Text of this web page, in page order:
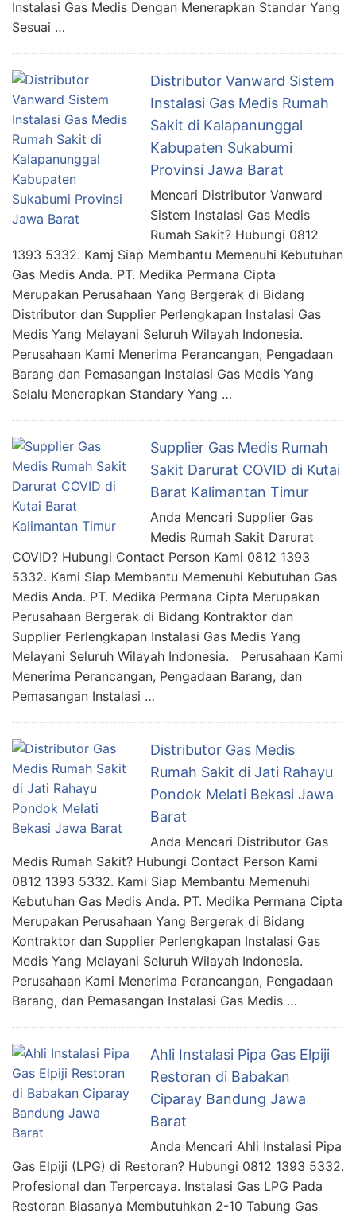
Instalasi Gas Medis Dengan Menerapkan Standar Yang
Sesuai …
Distributor Vanward Sistem
Instalasi Gas Medis Rumah
Sakit di Kalapanunggal
Kabupaten Sukabumi
Provinsi Jawa Barat
Mencari Distributor Vanward
Sistem Instalasi Gas Medis
Rumah Sakit? Hubungi 0812
1393 5332. Kamj Siap Membantu Memenuhi Kebutuhan
Gas Medis Anda. PT. Medika Permana Cipta
Merupakan Perusahaan Yang Bergerak di Bidang
Distributor dan Supplier Perlengkapan Instalasi Gas
Medis Yang Melayani Seluruh Wilayah Indonesia.
Perusahaan Kami Menerima Perancangan, Pengadaan
Barang dan Pemasangan Instalasi Gas Medis Yang
Selalu Menerapkan Standary Yang …
Supplier Gas Medis Rumah
Sakit Darurat COVID di Kutai
Barat Kalimantan Timur
Anda Mencari Supplier Gas
Medis Rumah Sakit Darurat
COVID? Hubungi Contact Person Kami 0812 1393
5332. Kami Siap Membantu Memenuhi Kebutuhan Gas
Medis Anda. PT. Medika Permana Cipta Merupakan
Perusahaan Bergerak di Bidang Kontraktor dan
Supplier Perlengkapan Instalasi Gas Medis Yang
Melayani Seluruh Wilayah Indonesia. Perusahaan Kami
Menerima Perancangan, Pengadaan Barang, dan
Pemasangan Instalasi …
Distributor Gas Medis
Rumah Sakit di Jati Rahayu
Pondok Melati Bekasi Jawa
Barat
Anda Mencari Distributor Gas
Medis Rumah Sakit? Hubungi Contact Person Kami
0812 1393 5332. Kami Siap Membantu Memenuhi
Kebutuhan Gas Medis Anda. PT. Medika Permana Cipta
Merupakan Perusahaan Yang Bergerak di Bidang
Kontraktor dan Supplier Perlengkapan Instalasi Gas
Medis Yang Melayani Seluruh Wilayah Indonesia.
Perusahaan Kami Menerima Perancangan, Pengadaan
Barang, dan Pemasangan Instalasi Gas Medis …
Ahli Instalasi Pipa Gas Elpiji
Restoran di Babakan
Ciparay Bandung Jawa
Barat
Anda Mencari Ahli Instalasi Pipa
Gas Elpiji (LPG) di Restoran? Hubungi 0812 1393 5332.
Profesional dan Terpercaya. Instalasi Gas LPG Pada
Restoran Biasanya Membutuhkan 2-10 Tabung Gas